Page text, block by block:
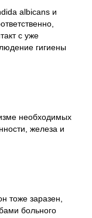
albicans и
с уже
гигиены
необходимых
железа и
тоже заразен,
больного